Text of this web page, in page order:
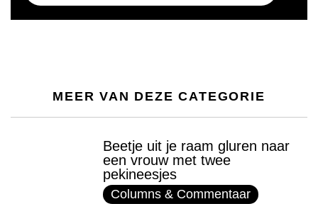
MEER VAN DEZE CATEGORIE
Beetje uit je raam gluren naar
een vrouw met twee
pekineesjes
Columns & Commentaar